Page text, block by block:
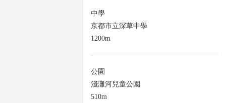
中學
京都市立深草中學
1200m
公園
淺灘河兒童公園
510m